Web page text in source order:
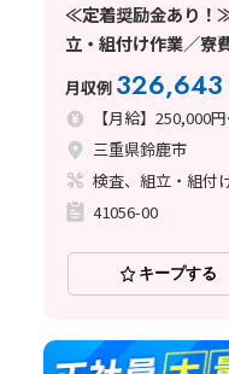
≪定着奨励金あり！
立・組付け作業／寮
重県鈴鹿市
月収例 326,643
【月給】250,000
三重県鈴鹿市
検査、組立・組付
41056-00
キープする